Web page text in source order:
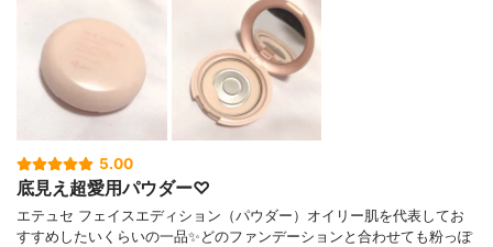
5.00
底見え超愛用パウダー♡
エテュセ フェイスエディション（パウダー）オイリー肌を代表してお
すすめしたいくらいの一品✨どのファンデーションと合わせても粉っぽ